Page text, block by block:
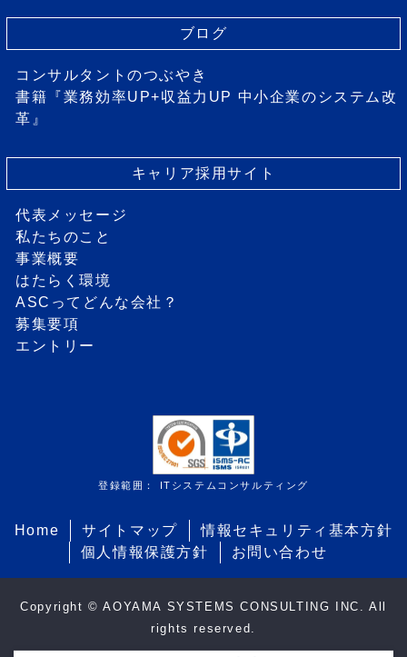
ブログ
コンサルタントのつぶやき
書籍『業務効率UP+収益力UP 中小企業のシステム改
革』
キャリア採用サイト
代表メッセージ
私たちのこと
事業概要
はたらく環境
ASCってどんな会社？
募集要項
エントリー
登録範囲： ITシステムコンサルティング
Home サイトマップ
情報セキュリティ基本方針
個人情報保護方針
お問い合わせ
Copyright © AOYAMA SYSTEMS CONSULTING INC. All
rights reserved.